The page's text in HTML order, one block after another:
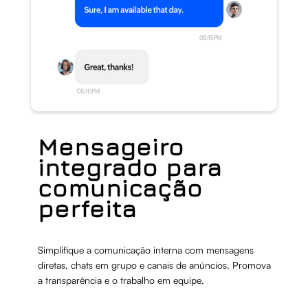
Mensageiro
integrado para
comunicação
perfeita
Simplifique a comunicação interna com mensagens
diretas, chats em grupo e canais de anúncios. Promova
a transparência e o trabalho em equipe.